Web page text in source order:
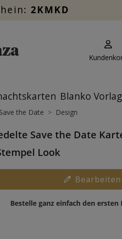
2KMKD
Blanko
Save the Date Design
Save the Date
Look
Bearbeiten
Bestelle ganz einfach den